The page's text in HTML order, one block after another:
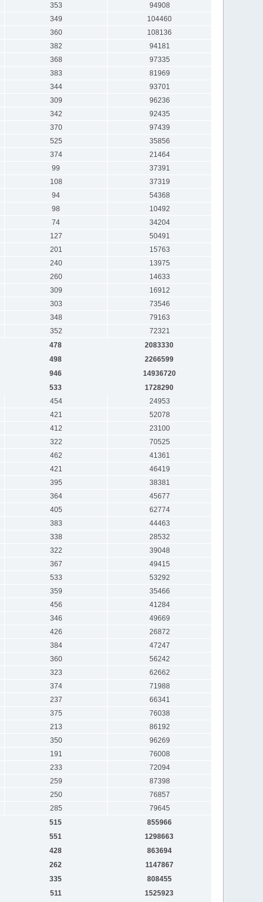
353
94908
349
104460
360
108136
382
94181
368
97335
383
81969
344
93701
309
96236
342
92435
370
97439
525
35856
374
21464
99
37391
108
37319
94
54368
98
10492
74
34204
127
50491
201
15763
240
13975
260
14633
309
16912
303
73546
348
79163
352
72321
478
2083330
498
2266599
946
14936720
533
1728290
454
24953
421
52078
412
23100
322
70525
462
41361
421
46419
395
38381
364
45677
405
62774
383
44463
338
28532
322
39048
367
49415
533
53292
359
35466
456
41284
346
49669
426
26872
384
47247
360
56242
323
62662
374
71988
237
66341
375
76038
213
86192
350
96269
191
76008
233
72094
259
87398
250
76857
285
79645
515
855966
551
1298663
428
863694
262
1147867
335
808455
511 1525923